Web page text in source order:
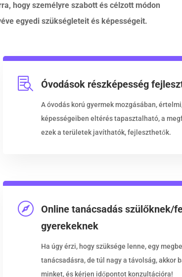
hogy személyre szabott és célzott módon
egyedi szükségleteit és képességeit.
 Óvodások részképesség
A óvodás korú gyermek mozgásában,
képességeiben eltérés tapasztalható, a
ezek a területek javíthatók, fejleszthetők.

Online tanácsadás szülőknek/
gyerekeknek
Ha úgy érzi, hogy szüksége lenne, egy
tanácsadásra, de túl nagy a távolság, akkor
minket, és kérjen időpontot konzultációra!